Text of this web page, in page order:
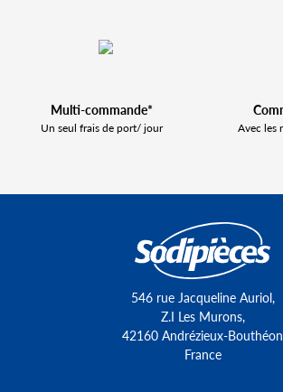
Multi-commande*
Un seul frais de port/ jour Avec les
546 rue Jacqueline Auriol,
Z.I Les Murons,
42160 Andrézieux-Bouthéon
France